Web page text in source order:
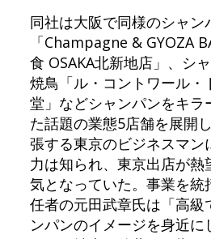
同社は大阪で同様のシャン
「Champagne & GYOZA
食 OSAKA北新地店」、シ
焼鳥「ル・コントワール・
堂」などシャンパンをキラ
た話題の業態5店舗を展開
張する東京のビジネスマン
力は知られ、東京出店が熱
気となっていた。事業を統
任者の元田武章氏は「高級
ンパンのイメージを身近に